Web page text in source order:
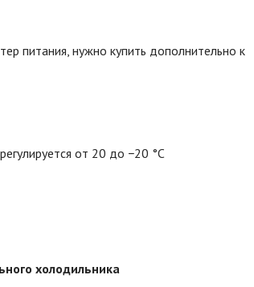
питания, нужно купить дополнительно к
от 20 до −20 °C
холодильника